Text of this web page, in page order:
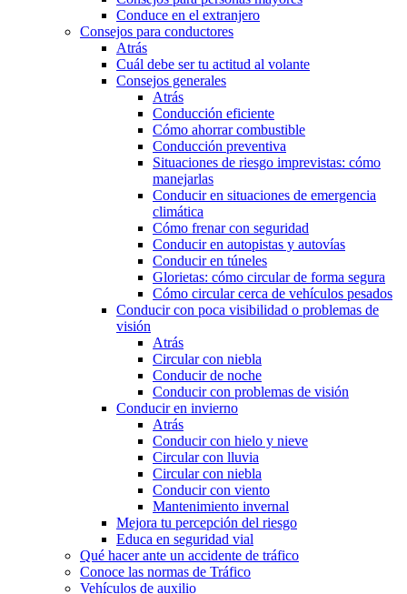
Conduce en el extranjero
Consejos para conductores
Atrás
Cuál debe ser tu actitud al volante
Consejos generales
Atrás
Conducción eficiente
Cómo ahorrar combustible
Conducción preventiva
Situaciones de riesgo imprevistas: cómo
manejarlas
Conducir en situaciones de emergencia
climática
Cómo frenar con seguridad
Conducir en autopistas y autovías
Conducir en túneles
Glorietas: cómo circular de forma segura
Cómo circular cerca de vehículos pesados
Conducir con poca visibilidad o problemas de
visión
Atrás
Circular con niebla
Conducir de noche
Conducir con problemas de visión
Conducir en invierno
Atrás
Conducir con hielo y nieve
Circular con lluvia
Circular con niebla
Conducir con viento
Mantenimiento invernal
Mejora tu percepción del riesgo
Educa en seguridad vial
Qué hacer ante un accidente de tráfico
Conoce las normas de Tráfico
Vehículos de auxilio